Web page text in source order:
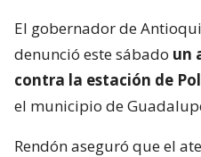
El gobernador de
denunció este sábado un
contra la estación de
el municipio de
Rendón aseguró que el